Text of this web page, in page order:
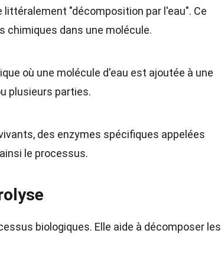
littéralement "décomposition par l'eau". Ce
chimiques dans une molécule.
où une molécule d'eau est ajoutée à une
plusieurs parties.
des enzymes spécifiques appelées
le processus.
biologiques. Elle aide à décomposer les